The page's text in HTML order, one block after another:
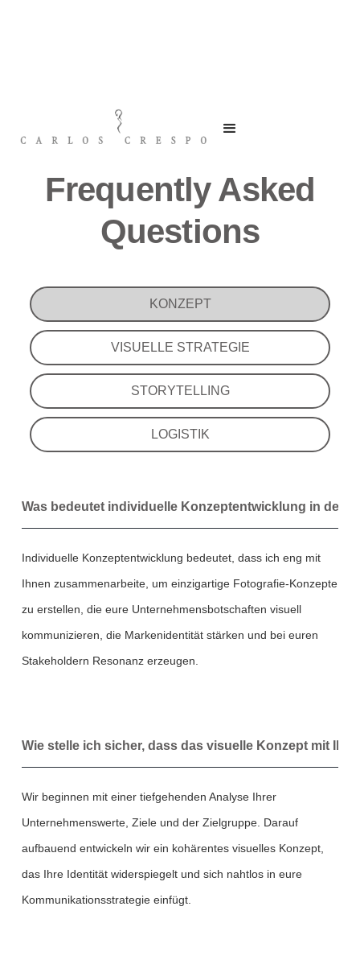
Frequently Asked
Questions
KONZEPT
VISUELLE STRATEGIE
STORYTELLING
LOGISTIK
Was bedeutet individuelle Konzeptentwicklung in der
Individuelle Konzeptentwicklung bedeutet, dass ich eng mit
Ihnen zusammenarbeite, um einzigartige Fotografie-Konzepte
zu erstellen, die eure Unternehmensbotschaften visuell
kommunizieren, die Markenidentität stärken und bei euren
Stakeholdern Resonanz erzeugen.
Wie stelle ich sicher, dass das visuelle Konzept mit
Wir beginnen mit einer tiefgehenden Analyse Ihrer
Unternehmenswerte, Ziele und der Zielgruppe. Darauf
aufbauend entwickeln wir ein kohärentes visuelles Konzept,
das Ihre Identität widerspiegelt und sich nahtlos in eure
Kommunikationsstrategie einfügt.